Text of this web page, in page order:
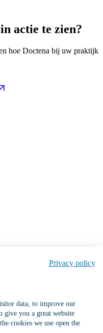
Privacy policy
data, to improve our
give you a great website
cookies we use open the
actie te zien?
hoe Doctena bij uw praktijk